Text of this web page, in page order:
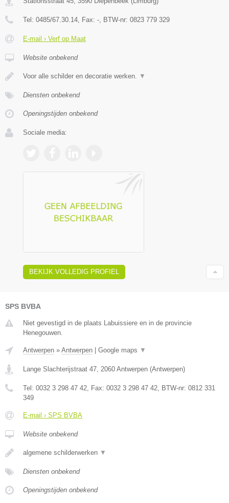
Tel: 0485/67.30.14 , Fax: - , BTW-nr: 0823 779 329
E-mail › Verf op Maat
Website onbekend
Voor alle schilder en decoratie werken. ▼
Diensten onbekend
Openingstijden onbekend
Sociale media:
BEKIJK VOLLEDIG PROFIEL
SPS BVBA
Niet gevestigd in de plaats Labuissiere en in de provincie
Henegouwen.
Antwerpen » Antwerpen Google maps ▼
Lange Slachterijstraat 47, 2060 Antwerpen (Antwerpen)
Tel: 0032 3 298 47 42, Fax: 0032 3 298 47 42, BTW-nr: 0812 331
349
E-mail › SPS BVBA
Website onbekend
algemene schilderwerken ▼
Diensten onbekend
Openingstijden onbekend